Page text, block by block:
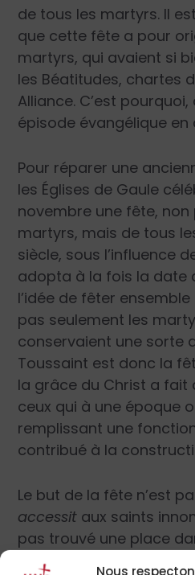
Nous
de tous les martyrs. Il
que cette fête a pour
martyrs, qui avaient si
les Béatitudes, chartes
Alliance. C’est
épisode évangélique en
Pour réparer une
les Églises de Gaule
novembre une fête, non
martyrs, mais de tous
siècle, sous l’influence
adopta à la fois la date
l’idée de fêter
pas seulement les
conservaient une sorte
Toussaint est donc la
la grâce du Christ a fait
ceux qui à une époque
remplissant une
contribué à la
Le but de la fête n’est
accessit aux saints
pas trouvé une place
mais de célébrer de